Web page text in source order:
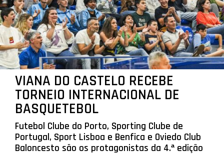
VIANA DO CASTELO RECEBE
TORNEIO INTERNACIONAL DE
BASQUETEBOL
Futebol Clube do Porto, Sporting Clube de
Portugal, Sport Lisboa e Benfica e Oviedo Club
Baloncesto são os protagonistas da 4.ª edição